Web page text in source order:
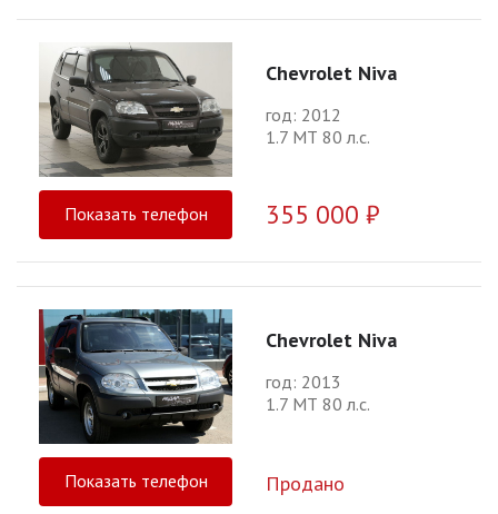
Chevrolet Niva
год: 2012
1.7 МТ 80 л.с.
Показать телефон 355 000 ₽
Chevrolet Niva
год: 2013
1.7 МТ 80 л.с.
Показать телефон Продано